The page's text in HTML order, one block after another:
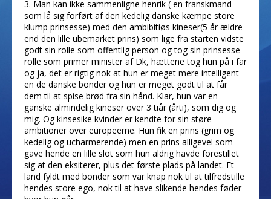
3. Man kan ikke sammenligne henrik ( en franskmand
som lå sig forført af den kedelig danske kæmpe store
klump prinsesse) med den ambibitiøs kineser(5 år ældre
end den lille ubemarket prins) som lige fra starten vidste
godt sin rolle som offentlig person og tog sin prinsesse
rolle som primer minister af Dk, hættene tog hun på i far
og ja, det er rigtig nok at hun er meget mere intelligent
en de danske bonder og hun er meget godt til at får
dem til at spise brød fra sin hånd. Klar, hun var en
ganske almindelig kineser over 3 tiår (årti), som dig og
mig. Og kinsesike kvinder er kendte for sin støre
ambitioner over europeerne. Hun fik en prins (grim og
kedelig og ucharmerende) men en prins alligevel som
gave hende en lille slot som hun aldrig havde forestillet
sig at den eksiterer, plus det første plads på landet. Et
land fyldt med bonder som var knap nok til at tilfredstille
hendes store ego, nok til at have slikende hendes føder